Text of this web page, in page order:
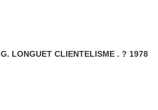
MEUSE . PREFECTURE. G. LONGUET CLIENTELISME . ? 1978